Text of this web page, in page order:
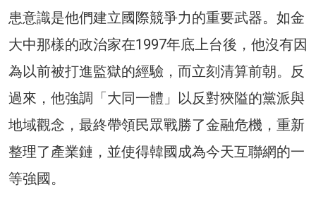
患意識是他們建立國際競爭力的重要武器。如金
大中那樣的政治家在1997年底上台後，他沒有因
為以前被打進監獄的經驗，而立刻清算前朝。反
過來，他強調「大同一體」以反對狹隘的黨派與
地域觀念，最終帶領民眾戰勝了金融危機，重新
整理了產業鏈，並使得韓國成為今天互聯網的一
等強國。